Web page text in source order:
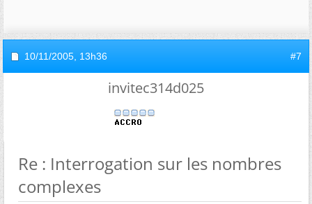
10/11/2005, 13h36 #7
invitec314d025
Re : Interrogation sur les nombres
complexes